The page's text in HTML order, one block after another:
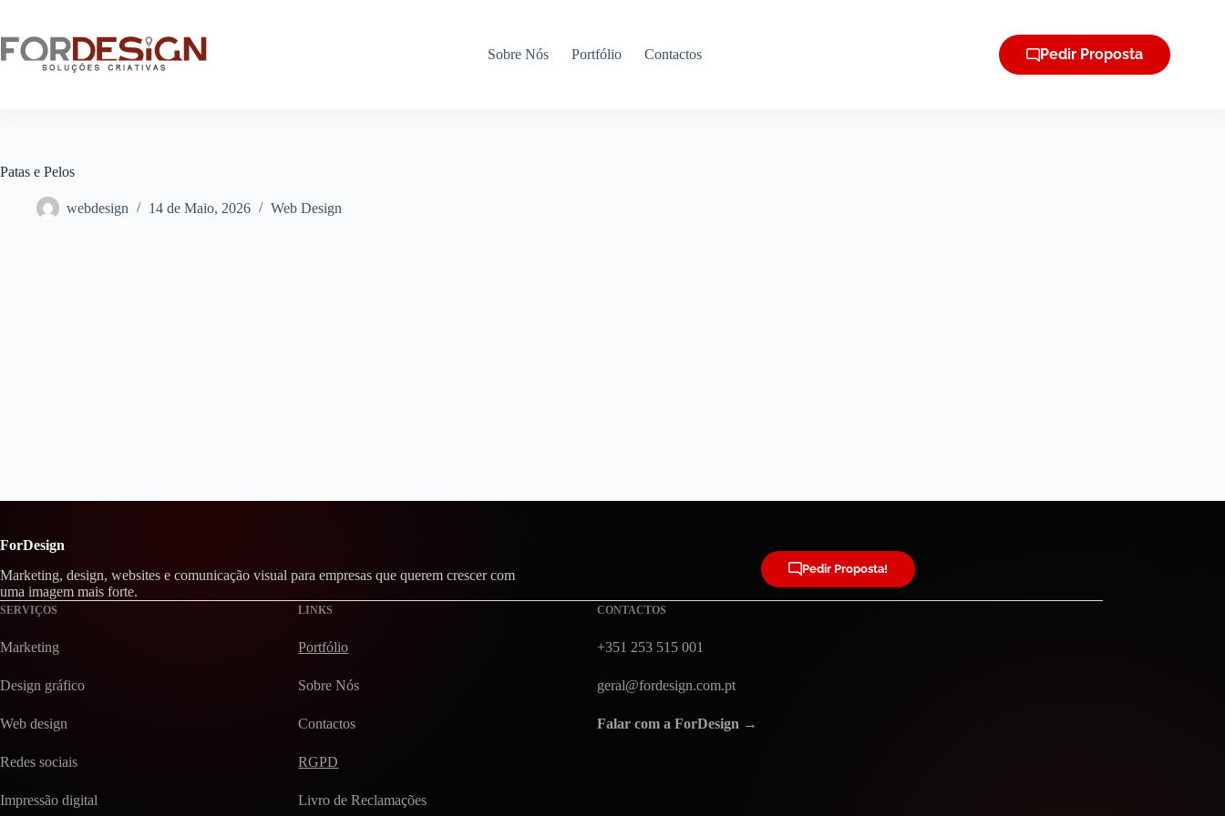
Sobre Nós Portfólio Contactos Pedir Proposta
Patas e Pelos
webdesign 14 de Maio, 2026 Web Design
ForDesign
Marketing, design, websites e comunicação visual para empresas que querem crescer com
uma imagem mais forte.
Pedir Proposta!
SERVIÇOS
Marketing
Design gráfico
Web design
Redes sociais
Impressão digital
LINKS
Portfólio
Sobre Nós
Contactos
RGPD
Livro de Reclamações
CONTACTOS
+351 253 515 001
geral@fordesign.com.pt
Falar com a ForDesign →